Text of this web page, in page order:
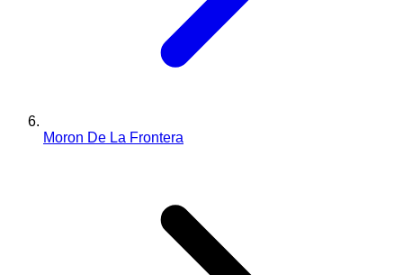
Moron De La Frontera